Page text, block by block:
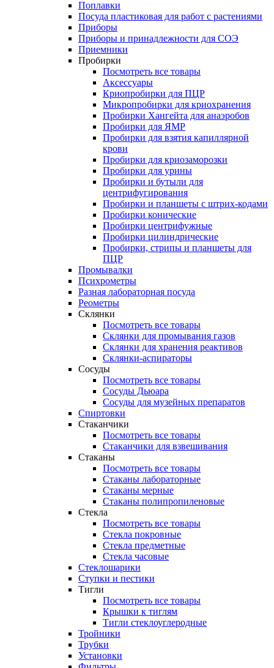
Поплавки
Посуда пластиковая для работ с растениями
Приборы
Приборы и принадлежности для СОЭ
Приемники
Пробирки
Посмотреть все товары
Аксессуары
Криопробирки для ПЦР
Микропробирки для криохранения
Пробирки Хангейта для анаэробов
Пробирки для ЯМР
Пробирки для взятия капиллярной
крови
Пробирки для криозаморозки
Пробирки для урины
Пробирки и бутыли для
центрифугирования
Пробирки и планшеты с штрих-кодами
Пробирки конические
Пробирки центрифужные
Пробирки цилиндрические
Пробирки, стрипы и планшеты для
ПЦР
Промывалки
Психрометры
Разная лабораторная посуда
Реометры
Склянки
Посмотреть все товары
Склянки для промывания газов
Склянки для хранения реактивов
Склянки-аспираторы
Сосуды
Посмотреть все товары
Сосуды Дьюара
Сосуды для музейных препаратов
Спиртовки
Стаканчики
Посмотреть все товары
Стаканчики для взвешивания
Стаканы
Посмотреть все товары
Стаканы лабораторные
Стаканы мерные
Стаканы полипропиленовые
Стекла
Посмотреть все товары
Стекла покровные
Стекла предметные
Стекла часовые
Стеклошарики
Ступки и пестики
Тигли
Посмотреть все товары
Крышки к тиглям
Тигли стеклоуглеродные
Тройники
Трубки
Установки